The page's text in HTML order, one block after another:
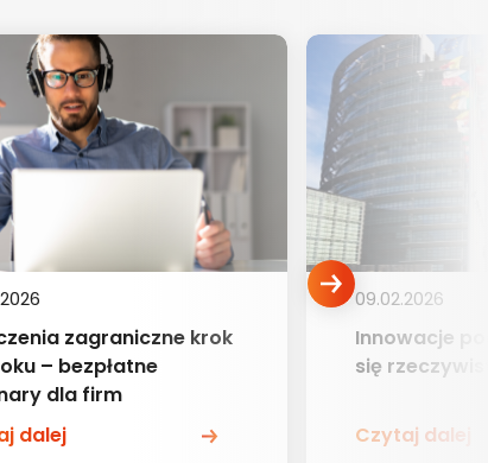
zagraniczne krok
– bezpłatne
dla firm
dalej
09.02.2026
Innowacje
się
Czytaj dalej